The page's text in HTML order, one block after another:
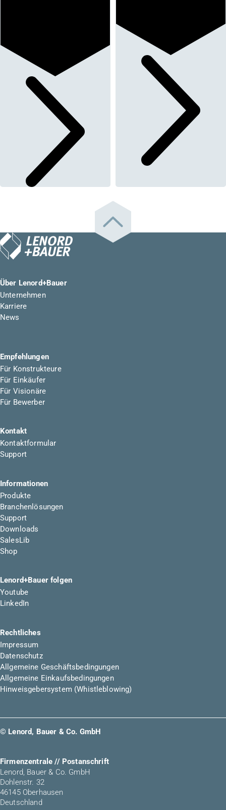
Über Lenord+Bauer
Unternehmen
Karriere
News
Empfehlungen
Für Konstrukteure
Für Einkäufer
Für Visionäre
Für Bewerber
Kontakt
Kontaktformular
Support
Informationen
Produkte
Branchenlösungen
Support
Downloads
SalesLib
Shop
Lenord+Bauer folgen
Youtube
LinkedIn
Rechtliches
Impressum
Datenschutz
Allgemeine Geschäftsbedingungen
Allgemeine Einkaufsbedingungen
Hinweisgebersystem (Whistleblowing)
© Lenord, Bauer & Co. GmbH
Firmenzentrale // Postanschrift
Lenord, Bauer & Co. GmbH
Dohlenstr. 32
46145 Oberhausen
Deutschland